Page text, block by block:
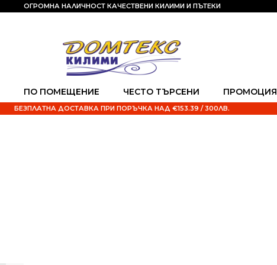
ПО ПОМЕЩЕНИЕ ЧЕСТО ТЪРСЕНИ ПРОМОЦИЯ
ОГРОМНА НАЛИЧНОСТ КАЧЕСТВЕНИ КИЛИМИ И ПЪТЕКИ
БЕЗПЛАТНА ДОСТАВКА ПРИ ПОРЪЧКА НАД €153.39 / 300ЛВ.